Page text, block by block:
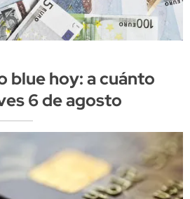
blue hoy: a cuánto
6 de agosto